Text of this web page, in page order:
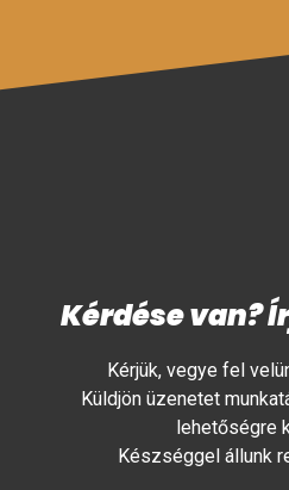
Kérdése van?
Kérjük, vegye fel
Küldjön üzenetet
lehetőségre
Készséggel állunk